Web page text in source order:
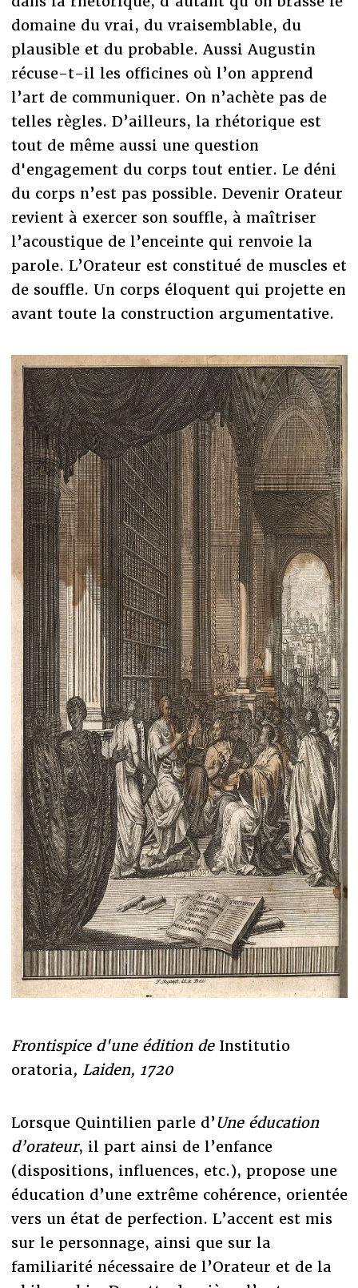
domaine du vrai, du vraisemblable, du
plausible et du probable. Aussi Augustin
récuse-t-il les officines où l’on apprend
l’art de communiquer. On n’achète pas de
telles règles. D’ailleurs, la rhétorique est
tout de même aussi une question
d'engagement du corps tout entier. Le déni
du corps n’est pas possible. Devenir Orateur
revient à exercer son souffle, à maîtriser
l’acoustique de l’enceinte qui renvoie la
parole. L’Orateur est constitué de muscles et
de souffle. Un corps éloquent qui projette en
avant toute la construction argumentative.
Frontispice d'une édition de Institutio
oratoria, Laiden, 1720
Lorsque Quintilien parle d’Une éducation
d’orateur, il part ainsi de l’enfance
(dispositions, influences, etc.), propose une
éducation d’une extrême cohérence, orientée
vers un état de perfection. L’accent est mis
sur le personnage, ainsi que sur la
familiarité nécessaire de l’Orateur et de la